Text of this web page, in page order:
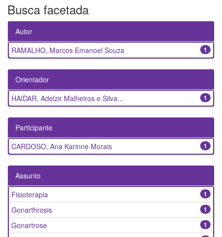
Busca facetada
Autor
1
RAMALHO, Marcos Emanoel Souza
Orientador
1
HAIDAR, Adelzir Malheiros e Silva...
Participante
1
CARDOSO, Ana Karinne Morais
Assunto
1
Fisioterapia
1
Gonarthrosis
1
Gonartrose